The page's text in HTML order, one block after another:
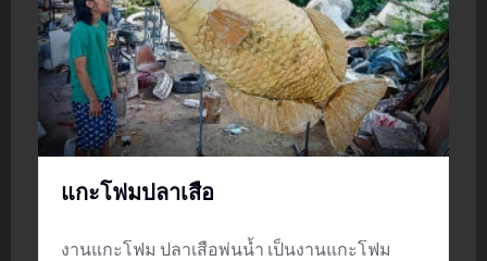
แกะโฟมปลาเสือ
งานแกะโฟม ปลาเสือพ่นน้ำ เป็นงานแกะโฟม